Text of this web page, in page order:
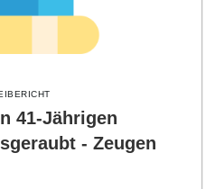
41-Jährigen
- Zeugen